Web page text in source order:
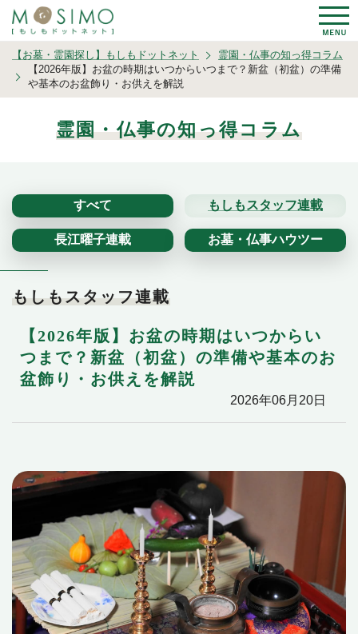
【お墓・霊園探し】もしもドットネット
霊園・仏事の知っ得コラム
【2026年版】お盆の時期はいつからいつまで？新盆（初盆）の準備
や基本のお盆飾り・お供えを解説
霊園・仏事の知っ得コラム
すべて もしもスタッフ連載
長江曜子連載 お墓・仏事ハウツー
もしもスタッフ連載
【2026年版】お盆の時期はいつからい
つまで？新盆（初盆）の準備や基本のお
盆飾り・お供えを解説
2026年06月20日